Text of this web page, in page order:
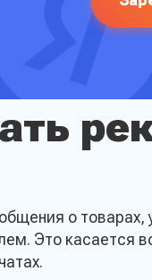
о товарах,
Это касается